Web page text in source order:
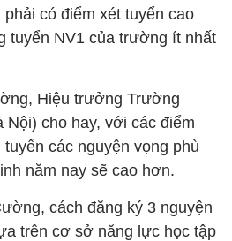
có điểm xét tuyển cao
tuyển NV1 của trường ít nhất
Hiệu trưởng Trường
Nội) cho hay, với các điểm
các nguyện vọng phù
năm nay sẽ cao hơn.
cách đăng ký 3 nguyện
trên cơ sở năng lực học tập